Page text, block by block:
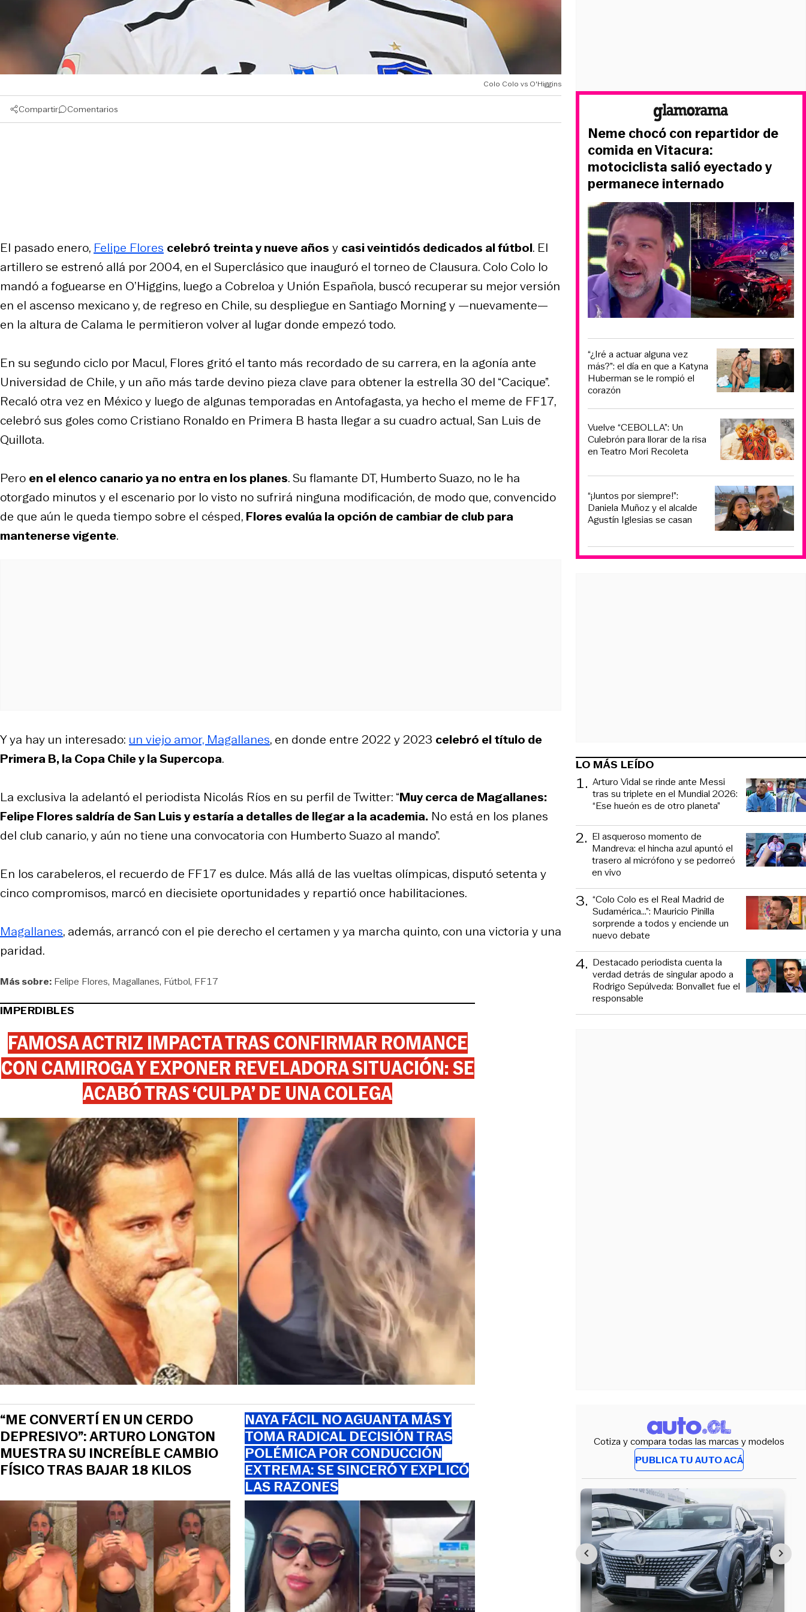
Colo Colo vs O'Higgins
Compartir Comentarios
El pasado enero, Felipe Flores celebró treinta y nueve años y casi veintidós dedicados al fútbol. El
artillero se estrenó allá por 2004, en el Superclásico que inauguró el torneo de Clausura. Colo Colo lo
mandó a foguearse en O’Higgins, luego a Cobreloa y Unión Española, buscó recuperar su mejor versión
en el ascenso mexicano y, de regreso en Chile, su despliegue en Santiago Morning y —nuevamente—
en la altura de Calama le permitieron volver al lugar donde empezó todo.
En su segundo ciclo por Macul, Flores gritó el tanto más recordado de su carrera, en la agonía ante
Universidad de Chile, y un año más tarde devino pieza clave para obtener la estrella 30 del “Cacique”.
Recaló otra vez en México y luego de algunas temporadas en Antofagasta, ya hecho el meme de FF17,
celebró sus goles como Cristiano Ronaldo en Primera B hasta llegar a su cuadro actual, San Luis de
Quillota.
Pero en el elenco canario ya no entra en los planes. Su flamante DT, Humberto Suazo, no le ha
otorgado minutos y el escenario por lo visto no sufrirá ninguna modificación, de modo que, convencido
de que aún le queda tiempo sobre el césped, Flores evalúa la opción de cambiar de club para
mantenerse vigente.
Y ya hay un interesado: un viejo amor, Magallanes, en donde entre 2022 y 2023 celebró el título de
Primera B, la Copa Chile y la Supercopa.
La exclusiva la adelantó el periodista Nicolás Ríos en su perfil de Twitter: “Muy cerca de Magallanes:
Felipe Flores saldría de San Luis y estaría a detalles de llegar a la academia. No está en los planes
del club canario, y aún no tiene una convocatoria con Humberto Suazo al mando”.
En los carabeleros, el recuerdo de FF17 es dulce. Más allá de las vueltas olímpicas, disputó setenta y
cinco compromisos, marcó en diecisiete oportunidades y repartió once habilitaciones.
Magallanes, además, arrancó con el pie derecho el certamen y ya marcha quinto, con una victoria y una
paridad.
Más sobre: Felipe Flores Magallanes Fútbol FF17
IMPERDIBLES
FAMOSA ACTRIZ IMPACTA TRAS CONFIRMAR ROMANCE
CON CAMIROGA Y EXPONER REVELADORA SITUACIÓN: SE
ACABÓ TRAS ‘CULPA’ DE UNA COLEGA
“ME CONVERTÍ EN UN CERDO
DEPRESIVO”: ARTURO LONGTON
MUESTRA SU INCREÍBLE CAMBIO
FÍSICO TRAS BAJAR 18 KILOS
NAYA FÁCIL NO AGUANTA MÁS Y
TOMA RADICAL DECISIÓN TRAS
POLÉMICA POR CONDUCCIÓN
EXTREMA: SE SINCERÓ Y EXPLICÓ
LAS RAZONES
Neme chocó con repartidor de
comida en Vitacura:
motociclista salió eyectado y
permanece internado
“¿Iré a actuar alguna vez
más?”: el día en que a Katyna
Huberman se le rompió el
corazón
Vuelve “CEBOLLA”: Un
Culebrón para llorar de la risa
en Teatro Mori Recoleta
“¡Juntos por siempre!”:
Daniela Muñoz y el alcalde
Agustín Iglesias se casan
LO MÁS LEÍDO
1. Arturo Vidal se rinde ante Messi
tras su triplete en el Mundial 2026:
“Ese hueón es de otro planeta”
2. El asqueroso momento de
Mandreva: el hincha azul apuntó el
trasero al micrófono y se pedorreó
en vivo
3. “Colo Colo es el Real Madrid de
Sudamérica…”: Mauricio Pinilla
sorprende a todos y enciende un
nuevo debate
4. Destacado periodista cuenta la
verdad detrás de singular apodo a
Rodrigo Sepúlveda: Bonvallet fue el
responsable
Cotiza y compara todas las marcas y modelos
PUBLICA TU AUTO ACÁ